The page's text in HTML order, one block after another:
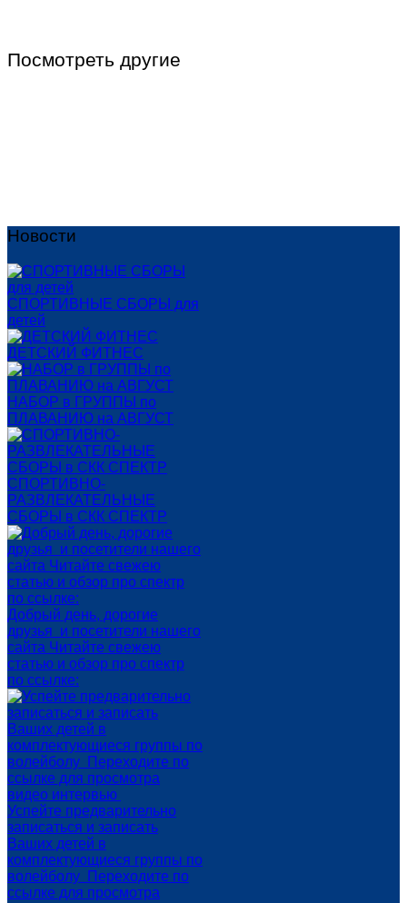
Посмотреть другие
Новости
СПОРТИВНЫЕ СБОРЫ для
детей
ДЕТСКИЙ ФИТНЕС
НАБОР в ГРУППЫ по
ПЛАВАНИЮ на АВГУСТ
СПОРТИВНО-
РАЗВЛЕКАТЕЛЬНЫЕ
СБОРЫ в СКК СПЕКТР
Добрый день, дорогие
друзья и посетители нашего
сайта Читайте свежею
статью и обзор про спектр
по ссылке:
Успейте предварительно
записаться и записать
Ваших детей в
комплектующиеся группы по
волейболу Переходите по
ссылке для просмотра